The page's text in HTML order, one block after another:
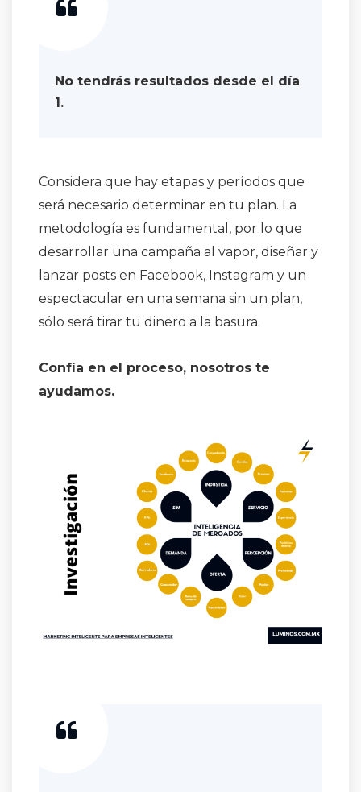
No tendrás resultados desde el día
1.
Considera que hay etapas y períodos que
será necesario determinar en tu plan. La
metodología es fundamental, por lo que
desarrollar una campaña al vapor, diseñar y
lanzar posts en Facebook, Instagram y un
espectacular en una semana sin un plan,
sólo será tirar tu dinero a la basura.
Confía en el proceso, nosotros te
ayudamos.